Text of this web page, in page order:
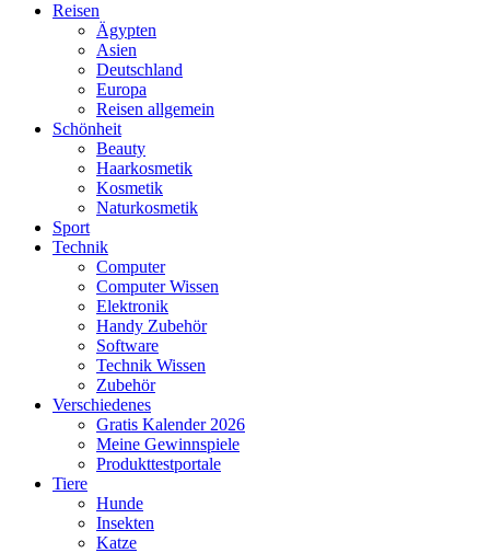
Reisen
Ägypten
Asien
Deutschland
Europa
Reisen allgemein
Schönheit
Beauty
Haarkosmetik
Kosmetik
Naturkosmetik
Sport
Technik
Computer
Computer Wissen
Elektronik
Handy Zubehör
Software
Technik Wissen
Zubehör
Verschiedenes
Gratis Kalender 2026
Meine Gewinnspiele
Produkttestportale
Tiere
Hunde
Insekten
Katze